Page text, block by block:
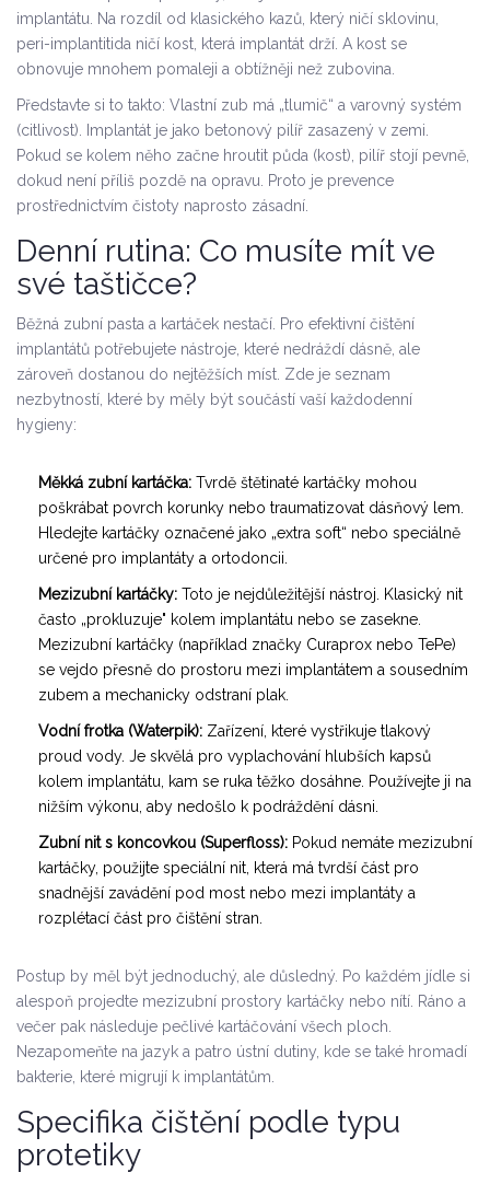
implantátu. Na rozdíl od klasického kazů, který ničí sklovinu,
peri-implantitida ničí kost, která implantát drží. A kost se
obnovuje mnohem pomaleji a obtížněji než zubovina.
Představte si to takto: Vlastní zub má „tlumič“ a varovný systém
(citlivost). Implantát je jako betonový pilíř zasazený v zemi.
Pokud se kolem něho začne hroutit půda (kost), pilíř stojí pevně,
dokud není příliš pozdě na opravu. Proto je prevence
prostřednictvím čistoty naprosto zásadní.
Denní rutina: Co musíte mít ve
své taštičce?
Běžná zubní pasta a kartáček nestačí. Pro efektivní čištění
implantátů potřebujete nástroje, které nedráždí dásně, ale
zároveň dostanou do nejtěžších míst. Zde je seznam
nezbytností, které by měly být součástí vaší každodenní
hygieny:
Měkká zubní kartáčka: Tvrdě štětinaté kartáčky mohou
poškrábat povrch korunky nebo traumatizovat dásňový lem.
Hledejte kartáčky označené jako „extra soft“ nebo speciálně
určené pro implantáty a ortodoncii.
Mezizubní kartáčky: Toto je nejdůležitější nástroj. Klasický nit
často „prokluzuje" kolem implantátu nebo se zasekne.
Mezizubní kartáčky (například značky Curaprox nebo TePe)
se vejdo přesně do prostoru mezi implantátem a sousedním
zubem a mechanicky odstraní plak.
Vodní frotka (Waterpik): Zařízení, které vystřikuje tlakový
proud vody. Je skvělá pro vyplachování hlubších kapsů
kolem implantátu, kam se ruka těžko dosáhne. Používejte ji na
nižším výkonu, aby nedošlo k podráždění dásni.
Zubní nit s koncovkou (Superfloss): Pokud nemáte mezizubní
kartáčky, použijte speciální nit, která má tvrdší část pro
snadnější zavádění pod most nebo mezi implantáty a
rozplétací část pro čištění stran.
Postup by měl být jednoduchý, ale důsledný. Po každém jídle si
alespoň projedte mezizubní prostory kartáčky nebo nítí. Ráno a
večer pak následuje pečlivé kartáčování všech ploch.
Nezapomeňte na jazyk a patro ústní dutiny, kde se také hromadí
bakterie, které migrují k implantátům.
Specifika čištění podle typu
protetiky